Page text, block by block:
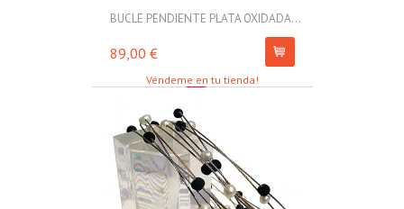
BUCLE PENDIENTE PLATA OXIDADA...
89,00 €
Véndeme en tu tienda!